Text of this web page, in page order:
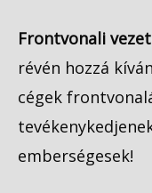
Frontvonali
révén hozzá
cégek
emberségesek!